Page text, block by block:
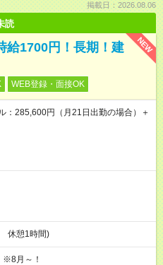
掲載日：2026.08.06
読
NEW
給1700円！長期！建
WEB登録・面接OK
285,600円（月21日出勤の場合）＋
休憩1時間)
月～！